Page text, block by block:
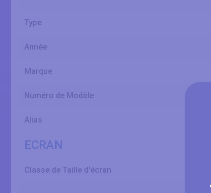
Type
Année
Marque
Numéro de Modèle
Alias
ECRAN
Classe de Taille d'écran